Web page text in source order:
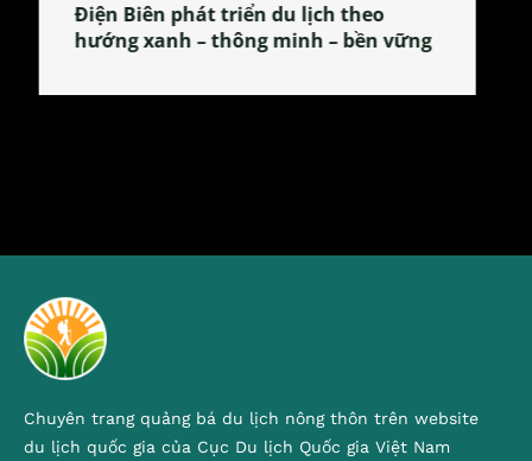
Làng làm bánh tẻ Phú Nhi – nơi lan
tỏa đặc sản xứ Đoài
Chuyên trang quảng bá du lịch nông thôn trên website
du lịch quốc gia của Cục Du lịch Quốc gia Việt Nam